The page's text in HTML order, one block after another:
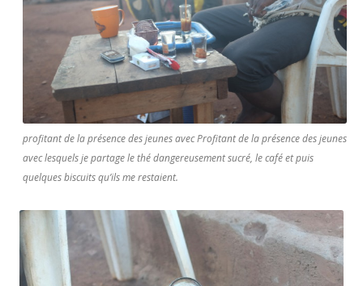
profitant de la présence des jeunes avec Profitant de la présence des jeunes
avec lesquels je partage le thé dangereusement sucré, le café et puis
quelques biscuits qu’ils me restaient.